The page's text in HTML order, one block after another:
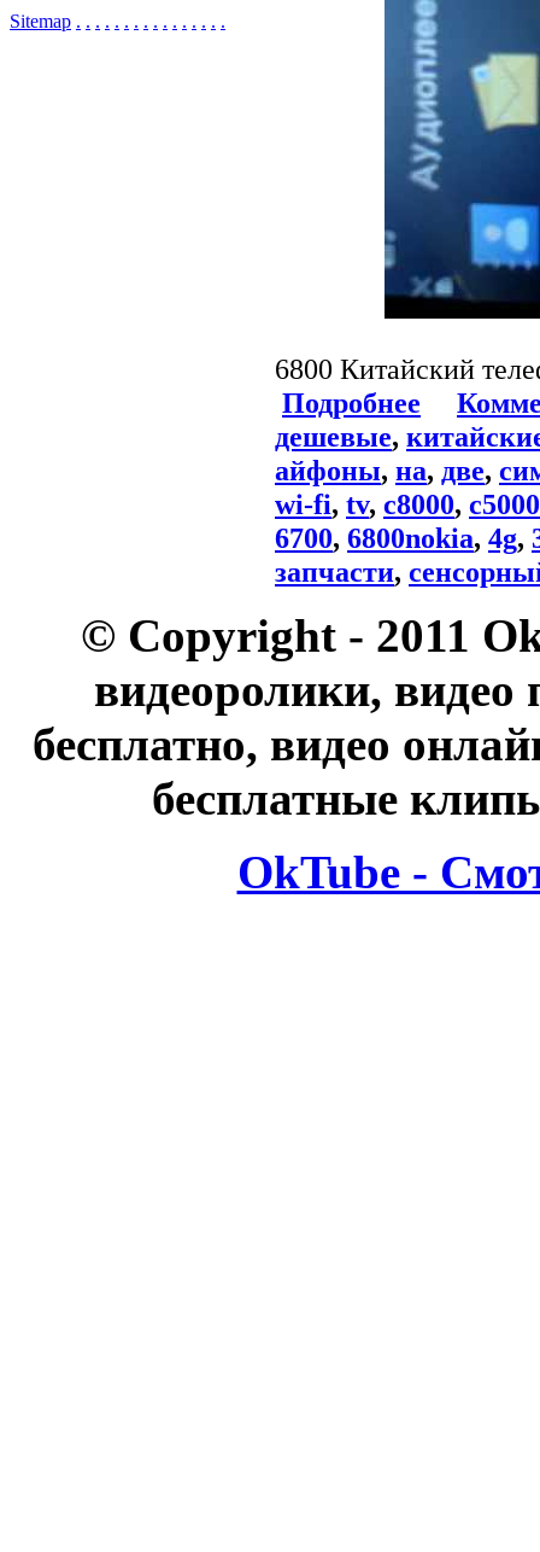
Sitemap . . . . . . . . . . . . . . . .
6800 Китайский
Подробнее
дешевые,
айфоны, на, две,
wi-fi, tv, c8000, c5000
6700, 6800nokia, 4g,
запчасти,
© Copyright - 2011
видеоролики, видео
бесплатно, видео
бесплатные
OkTube -